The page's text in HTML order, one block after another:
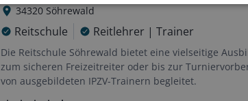
34320 Söhrewald
Reitschule Reitlehrer | Trainer
Die Reitschule Söhrewald bietet eine vielseitige
zum sicheren Freizeitreiter oder bis zur
von ausgebildeten IPZV-Trainern begleitet.